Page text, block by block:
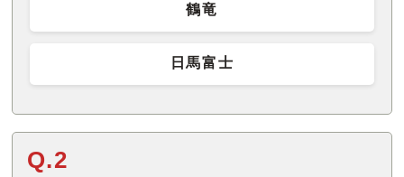
鶴竜
日馬富士
Q.2